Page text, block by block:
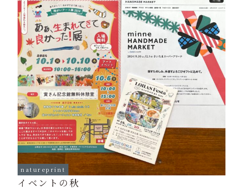
natureprint
イベントの秋